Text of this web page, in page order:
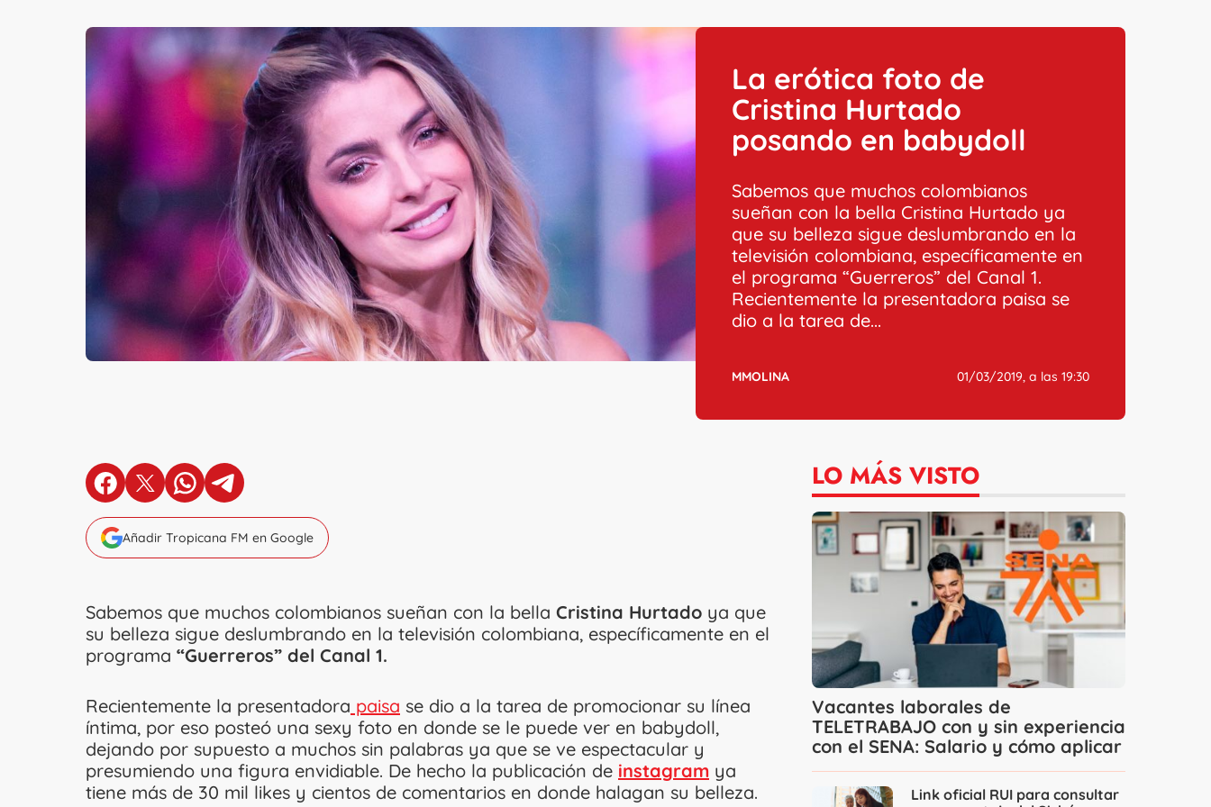
La erótica foto de
Cristina Hurtado
posando en babydoll
Sabemos que muchos colombianos
sueñan con la bella Cristina Hurtado ya
que su belleza sigue deslumbrando en la
televisión colombiana, específicamente en
el programa “Guerreros” del Canal 1.
Recientemente la presentadora paisa se
dio a la tarea de...
MMOLINA 01/03/2019, a las 19:30
en Facebook
en X en Whatsapp
en Telegram
Añadir Tropicana FM en Google
Sabemos que muchos colombianos sueñan con la bella Cristina Hurtado ya que
su belleza sigue deslumbrando en la televisión colombiana, específicamente en el
programa “Guerreros” del Canal 1.
Recientemente la presentadora paisa se dio a la tarea de promocionar su línea
íntima, por eso posteó una sexy foto en donde se le puede ver en babydoll,
dejando por supuesto a muchos sin palabras ya que se ve espectacular y
presumiendo una figura envidiable. De hecho la publicación de instagram ya
tiene más de 30 mil likes y cientos de comentarios en donde halagan su belleza.
LO MÁS VISTO
Vacantes laborales de
TELETRABAJO con y sin experiencia
con el SENA: Salario y cómo aplicar
Link oficial RUI para consultar